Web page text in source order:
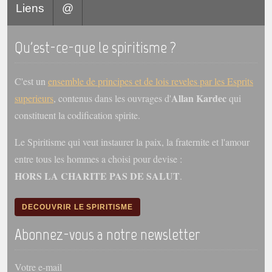
Galerie
Vidéoscope
Filmothèque
Les Illustrés
Vidéos courtes de Divaldo
Liens @
Qu'est-ce-que le spiritisme ?
C'est un ensemble de principes et de lois reveles par les Esprits
superieurs, contenus dans les ouvrages d'Allan Kardecqui
constituent la codification spirite.
Le Spiritisme qui veut instaurer la paix, la fraternite et l'amour
entre tous les hommes a choisi pour devise :
HORS LA CHARITE PAS DE SALUT.
DECOUVRIR LE SPIRITISME
Abonnez-vous a notre newsletter
Votre e-mail